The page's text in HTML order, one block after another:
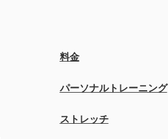
料金
パーソナルトレーニング
ストレッチ